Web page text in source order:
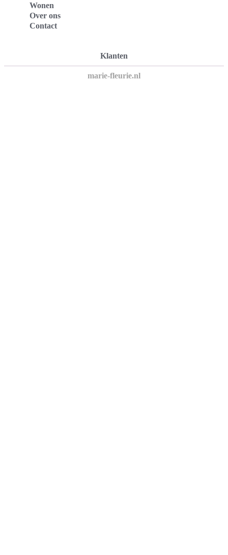
Wonen
Over ons
Contact
Klanten
marie-fleurie.nl